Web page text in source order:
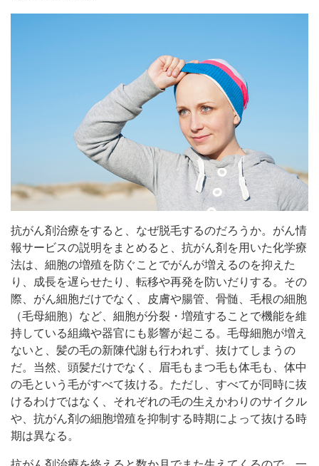
抗がん剤治療をすると、なぜ脱毛するのだろうか。がん情
報サービスの説明をまとめると、抗がん剤を用いた化学療
法は、細胞の増殖を防ぐことでがんが増えるのを抑えた
り、成長を遅らせたり、転移や再発を防いだりする。その
際、がん細胞だけでなく、皮膚や腸管、骨髄、毛根の細胞
（毛母細胞）など、細胞が分裂・増殖することで機能を維
持している組織や器官にも影響が起こる。毛母細胞が増え
ないと、髪の毛の新陳代謝も行われず、抜けてしまうの
だ。当然、頭髪だけでなく、眉毛もまつ毛も体毛も、体中
の毛という毛がすべて抜ける。ただし、すべてが同時に抜
けるわけではなく、それぞれの毛の生えかわりのサイクル
や、抗がん剤の細胞増殖を抑制する時期によって抜ける時
期は異なる。